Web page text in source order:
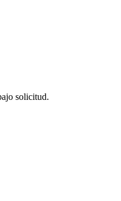
solicitud.